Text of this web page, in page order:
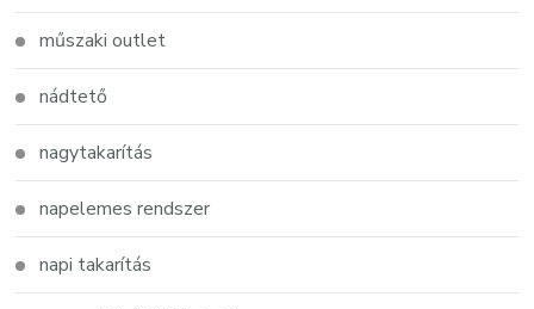
műszaki outlet
nádtető
nagytakarítás
napelemes rendszer
napi takarítás